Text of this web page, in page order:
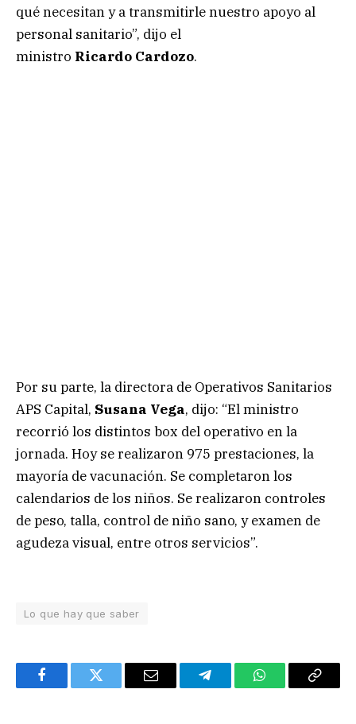
qué necesitan y a transmitirle nuestro apoyo al
personal sanitario”, dijo el
ministro Ricardo Cardozo.
Por su parte, la directora de Operativos Sanitarios
APS Capital, Susana Vega, dijo: “El ministro
recorrió los distintos box del operativo en la
jornada. Hoy se realizaron 975 prestaciones, la
mayoría de vacunación. Se completaron los
calendarios de los niños. Se realizaron controles
de peso, talla, control de niño sano, y examen de
agudeza visual, entre otros servicios”.
Lo que hay que saber
FacebookTwitter Email TelegramWhatsAppCopy